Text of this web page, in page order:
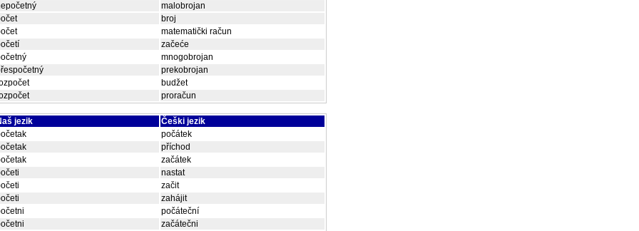
malobrojan
broj
matematički račun
začeće
mnogobrojan
prekobrojan
budžet
proračun
jezik
Češki jezik
počátek
příchod
začátek
nastat
začit
zahájit
počáteční
začátečni